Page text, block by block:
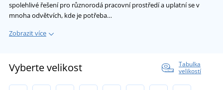
spolehlivé řešení pro různorodá pracovní prostředí a uplatní se v
mnoha odvětvích, kde je potřeba…
Zobrazit více
Vyberte velikost
Tabulka
velikostí